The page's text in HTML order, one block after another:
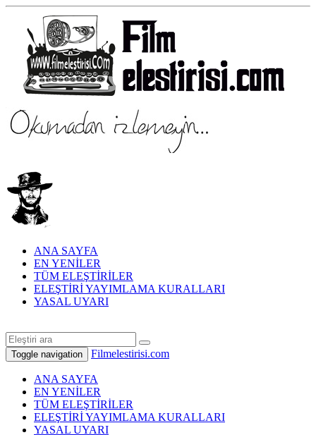
ANA SAYFA
EN YENİLER
TÜM ELEŞTİRİLER
ELEŞTİRİ YAYIMLAMA KURALLARI
YASAL UYARI
Toggle navigation Filmelestirisi.com
ANA SAYFA
EN YENİLER
TÜM ELEŞTİRİLER
ELEŞTİRİ YAYIMLAMA KURALLARI
YASAL UYARI